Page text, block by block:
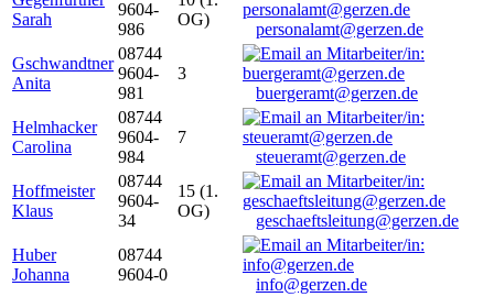
Sarah
9604-
986
OG)
personalamt@gerzen.de
Gschwandtner
Anita
08744
9604-
981
3
buergeramt@gerzen.de
Helmhacker
Carolina
08744
9604-
984
7
steueramt@gerzen.de
Hoffmeister
Klaus
08744
9604-
34
15 (1.
OG)
geschaeftsleitung@gerzen.de
Huber
Johanna
08744
9604-0
info@gerzen.de